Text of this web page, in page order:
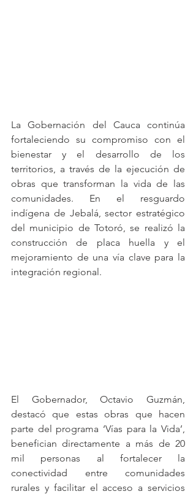
La Gobernación del Cauca continúa
fortaleciendo su compromiso con el
bienestar y el desarrollo de los
territorios, a través de la ejecución de
obras que transforman la vida de las
comunidades. En el resguardo
indígena de Jebalá, sector estratégico
del municipio de Totoró, se realizó la
construcción de placa huella y el
mejoramiento de una vía clave para la
integración regional.
El Gobernador, Octavio Guzmán,
destacó que estas obras que hacen
parte del programa ‘Vías para la Vida’,
benefician directamente a más de 20
mil personas al fortalecer la
conectividad entre comunidades
rurales y facilitar el acceso a servicios